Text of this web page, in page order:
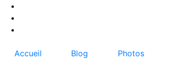
Accueil Blog Photos